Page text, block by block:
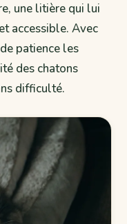
une litière qui lui
accessible. Avec
patience les
des chatons
difficulté.